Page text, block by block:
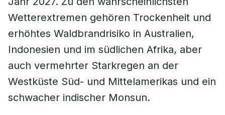
Wetterextremen gehören Trockenheit und
erhöhtes Waldbrandrisiko in Australien,
Indonesien und im südlichen Afrika, aber
auch vermehrter Starkregen an der
Westküste Süd- und Mittelamerikas und ein
schwacher indischer Monsun.